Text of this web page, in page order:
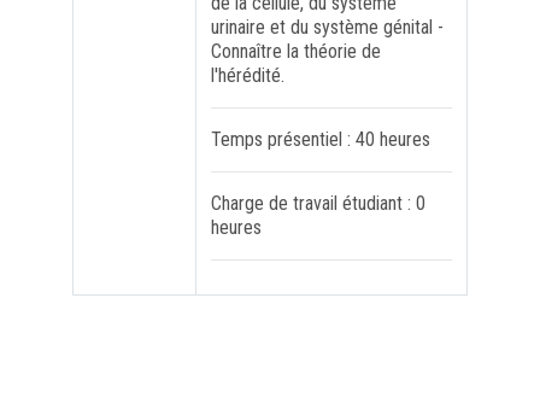
urinaire et du système génital -
Connaître la théorie de
l'hérédité.
Temps présentiel : 40 heures
Charge de travail étudiant : 0
heures